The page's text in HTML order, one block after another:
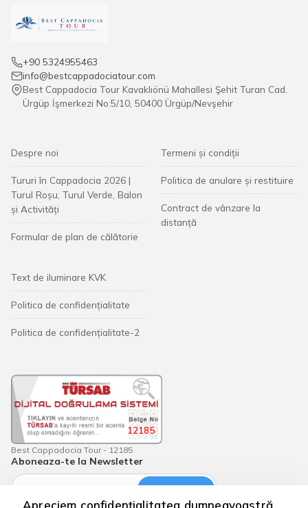
+90 5324955463
info@bestcappadociatour.com
Best Cappadocia Tour Kavaklıönü Mahallesi Şehit Turan Cad.
Ürgüp İşmerkezi No:5/10, 50400 Ürgüp/Nevşehir
Despre noi
Tururi în Cappadocia 2026 |
Turul Roșu, Turul Verde, Balon
și Activități
Formular de plan de călătorie
Termeni și condiții
Politica de anulare și restituire
Contract de vânzare la
distanță
Text de iluminare KVK
Politica de confidențialitate
Politica de confidențialitate-2
12185
Best Cappadocia Tour - 12185
Aboneaza-te la Newsletter
Abonati-va
Apreciem confidențialitatea dumneavoastră